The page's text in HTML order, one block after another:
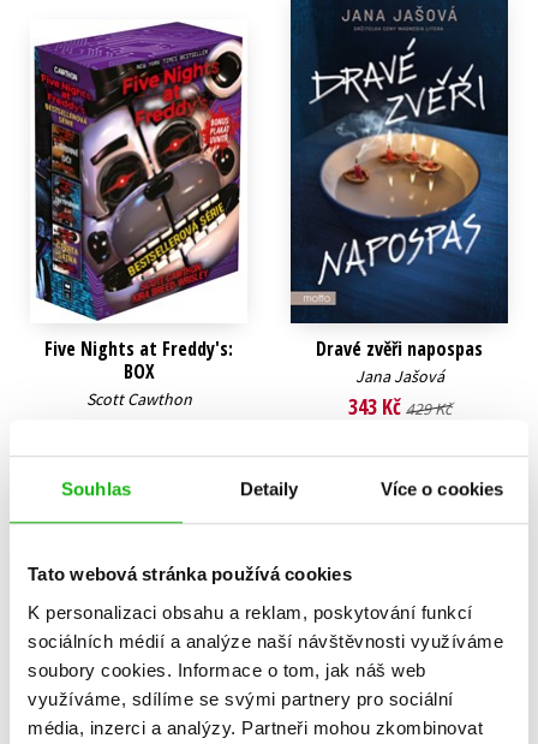
Souhlas Detaily Více o cookies
Tato webová stránka používá cookies
K personalizaci obsahu a reklam, poskytování funkcí
sociálních médií a analýze naší návštěvnosti využíváme
soubory cookies. Informace o tom, jak náš web
využíváme, sdílíme se svými partnery pro sociální
média, inzerci a analýzy. Partneři mohou zkombinovat
Five Nights at Freddy's:
BOX
Scott Cawthon
Dravé zvěři napospas
Jana Jašová
343 Kč 429 Kč
Do košíku